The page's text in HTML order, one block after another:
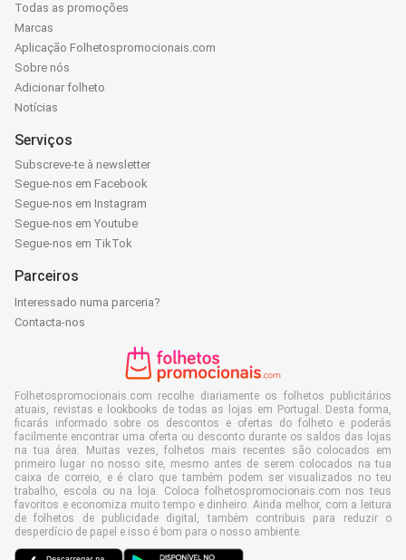
Todas as promoções
Marcas
Aplicação Folhetospromocionais.com
Sobre nós
Adicionar folheto
Notícias
Serviços
Subscreve-te à newsletter
Segue-nos em Facebook
Segue-nos em Instagram
Segue-nos em Youtube
Segue-nos em TikTok
Parceiros
Interessado numa parceria?
Contacta-nos
Folhetospromocionais.com recolhe diariamente os folhetos publicitários
atuais, revistas e lookbooks de todas as lojas em Portugal. Desta forma,
ficarás informado sobre os descontos e ofertas do folheto e poderás
facilmente encontrar uma oferta ou desconto durante os saldos das lojas
na tua área. Muitas vezes, folhetos mais recentes são colocados em
primeiro lugar no nosso site, mesmo antes de serem colocados na tua
caixa de correio, e é claro que também podem ser visualizados no teu
trabalho, escola ou na loja. Coloca folhetospromocionais.com nos teus
favoritos e economiza muito tempo e dinheiro. Ainda melhor, com a leitura
de folhetos de publicidade digital, também contribuis para reduzir o
desperdício de papel e isso é bom para o nosso ambiente.